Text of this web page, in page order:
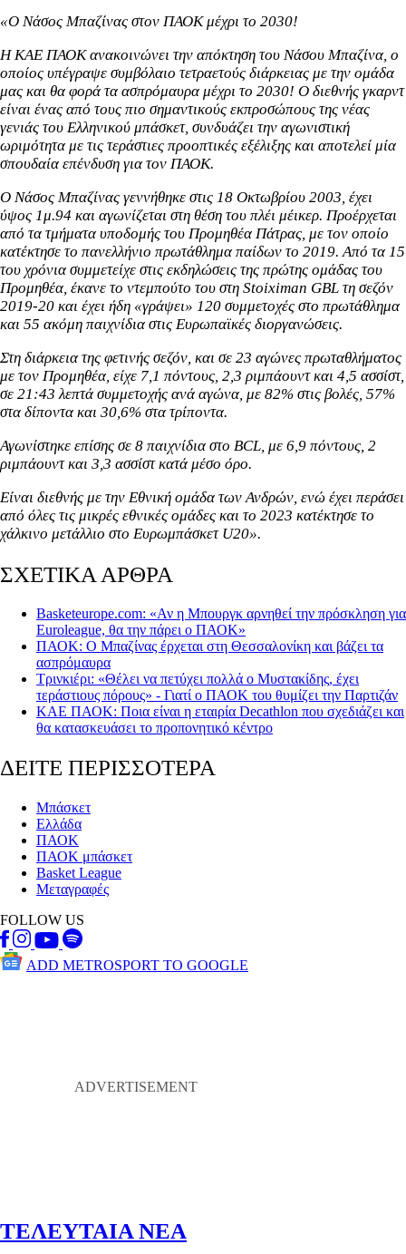
«Ο Νάσος Μπαζίνας στον ΠΑΟΚ μέχρι το 2030!
Η ΚΑΕ ΠΑΟΚ ανακοινώνει την απόκτηση του Νάσου Μπαζίνα, ο
οποίος υπέγραψε συμβόλαιο τετραετούς διάρκειας με την ομάδα
μας και θα φορά τα ασπρόμαυρα μέχρι το 2030! Ο διεθνής γκαρντ
είναι ένας από τους πιο σημαντικούς εκπροσώπους της νέας
γενιάς του Ελληνικού μπάσκετ, συνδυάζει την αγωνιστική
ωριμότητα με τις τεράστιες προοπτικές εξέλιξης και αποτελεί μία
σπουδαία επένδυση για τον ΠΑΟΚ.
Ο Νάσος Μπαζίνας γεννήθηκε στις 18 Οκτωβρίου 2003, έχει
ύψος 1μ.94 και αγωνίζεται στη θέση του πλέι μέικερ. Προέρχεται
από τα τμήματα υποδομής του Προμηθέα Πάτρας, με τον οποίο
κατέκτησε το πανελλήνιο πρωτάθλημα παίδων το 2019. Από τα 15
του χρόνια συμμετείχε στις εκδηλώσεις της πρώτης ομάδας του
Προμηθέα, έκανε το ντεμπούτο του στη Stoiximan GBL τη σεζόν
2019-20 και έχει ήδη «γράψει» 120 συμμετοχές στο πρωτάθλημα
και 55 ακόμη παιχνίδια στις Ευρωπαϊκές διοργανώσεις.
Στη διάρκεια της φετινής σεζόν, και σε 23 αγώνες πρωταθλήματος
με τον Προμηθέα, είχε 7,1 πόντους, 2,3 ριμπάουντ και 4,5 ασσίστ,
σε 21:43 λεπτά συμμετοχής ανά αγώνα, με 82% στις βολές, 57%
στα δίποντα και 30,6% στα τρίποντα.
Αγωνίστηκε επίσης σε 8 παιχνίδια στο BCL, με 6,9 πόντους, 2
ριμπάουντ και 3,3 ασσίστ κατά μέσο όρο.
Είναι διεθνής με την Εθνική ομάδα των Ανδρών, ενώ έχει περάσει
από όλες τις μικρές εθνικές ομάδες και το 2023 κατέκτησε το
χάλκινο μετάλλιο στο Ευρωμπάσκετ U20».
ΣΧΕΤΙΚΑ ΑΡΘΡΑ
Basketeurope.com: «Αν η Μπουργκ αρνηθεί την πρόσκληση για
Euroleague, θα την πάρει ο ΠΑΟΚ»
ΠΑΟΚ: Ο Μπαζίνας έρχεται στη Θεσσαλονίκη και βάζει τα
ασπρόμαυρα
Τρινκιέρι: «Θέλει να πετύχει πολλά ο Μυστακίδης, έχει
τεράστιους πόρους» - Γιατί ο ΠΑΟΚ του θυμίζει την Παρτιζάν
ΚΑΕ ΠΑΟΚ: Ποια είναι η εταιρία Decathlon που σχεδιάζει και
θα κατασκευάσει το προπονητικό κέντρο
ΔΕΙΤΕ ΠΕΡΙΣΣΟΤΕΡΑ
Μπάσκετ
Ελλάδα
ΠΑΟΚ
ΠΑΟΚ μπάσκετ
Basket League
Μεταγραφές
FOLLOW US
ADD METROSPORT TO GOOGLE
ΤΕΛΕΥΤΑΙΑ ΝΕΑ